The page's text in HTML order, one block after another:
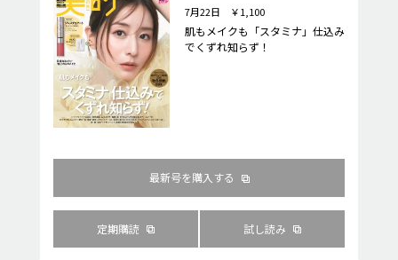
7月22日 ￥1,100
肌もメイクも「スタミナ」仕込み
でくずれ知らず！
最新号を購入する
定期購読 試し読み